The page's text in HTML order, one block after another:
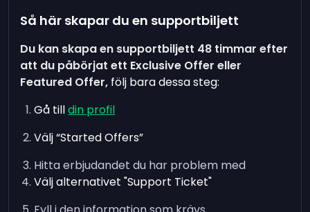
Så här skapar du en supportbiljett
Du kan skapa en supportbiljett 48 timmar efter
att du påbörjat ett Exclusive Offer eller
Featured Offer, följ bara dessa steg:
Gå tilldin profil
Välj “Started Offers”
Hitta erbjudandet du har problem med
Välj alternativet "Support Ticket"